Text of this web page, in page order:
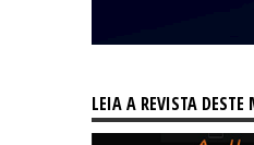
LEIA A REVISTA DESTE